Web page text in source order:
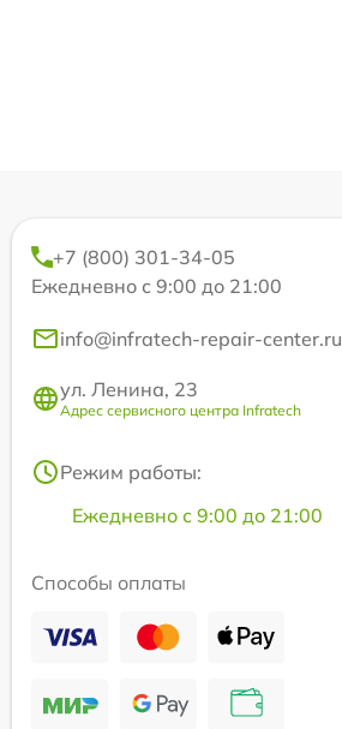
+7 (800) 301-34-05
Ежедневно с 9:00 до 21:00
info@infratech-repair-center.ru
ул. Ленина, 23
Адрес сервисного центра Infratech
Режим работы:
Ежедневно с 9:00 до 21:00
Способы оплаты